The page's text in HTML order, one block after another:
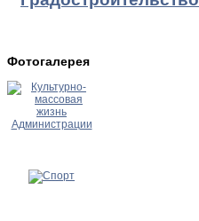
Фотогалерея